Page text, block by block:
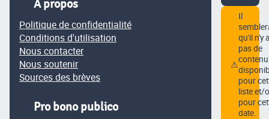
À propos
Politique de confidentialité
Conditions d'utilisation
Nous contacter
Nous soutenir
Sources des brèves
Pro bono publico
⚠
Il
qu'il n'y a
pas de
contenu
pour
liste et/
pour
date.